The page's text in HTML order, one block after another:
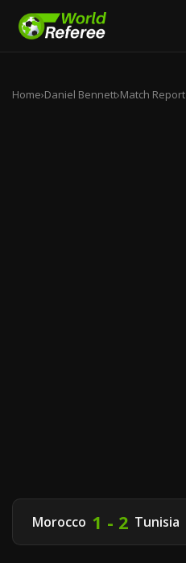
Home›Daniel Bennett›Match Report
Morocco 1 - 2 Tunisia